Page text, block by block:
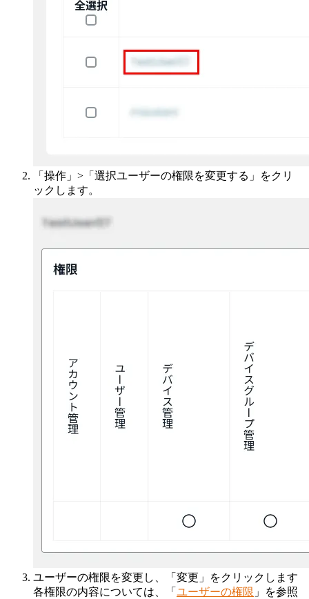
「操作」>「選択ユーザーの権限を変更する」をクリ
ックします。
ユーザーの権限を変更し、「変更」をクリックします
各権限の内容については、「 ユーザーの権限 」を参照